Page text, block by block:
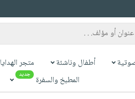
أطفال وناشئة متجر الهدايا
المطبخ والسفرة جديد